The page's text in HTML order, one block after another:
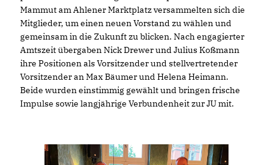
Mammut am Ahlener Marktplatz versammelten sich die
Mitglieder, um einen neuen Vorstand zu wählen und
gemeinsam in die Zukunft zu blicken. Nach engagierter
Amtszeit übergaben Nick Drewer und Julius Koßmann
ihre Positionen als Vorsitzender und stellvertretender
Vorsitzender an Max Bäumer und Helena Heimann.
Beide wurden einstimmig gewählt und bringen frische
Impulse sowie langjährige Verbundenheit zur JU mit.